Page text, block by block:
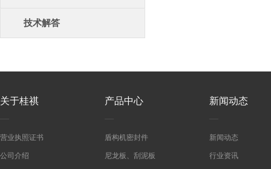
技术解答
关于桂祺
营业执照证书
公司介绍
产品中心
盾构机密封件
尼龙板、刮泥板
新闻动态
新闻动态
行业资讯